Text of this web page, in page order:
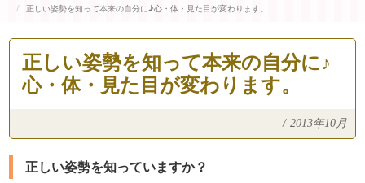
正しい姿勢を知って本来の自分に♪心・体・見た目が変わります。
正しい姿勢を知って本来の自分に♪
心・体・見た目が変わります。
/ 2013年10月
正しい姿勢を知っていますか？